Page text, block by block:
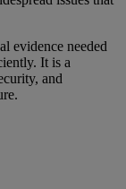
evidence needed
It is a
and